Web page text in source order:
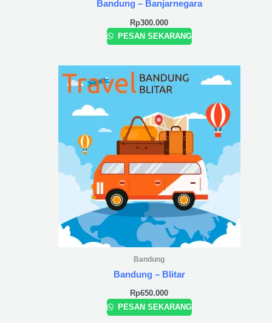
Bandung – Banjarnegara
Rp300.000
PESAN SEKARANG
Bandung
Bandung – Blitar
Rp650.000
PESAN SEKARANG